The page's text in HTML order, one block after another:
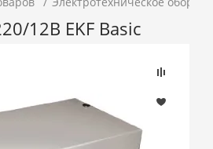
12В EKF Basic